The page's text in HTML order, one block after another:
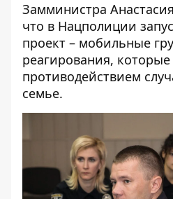
Замминистра
что в Нацполиции
проект – мобильные
реагирования,
противодействием
семье.